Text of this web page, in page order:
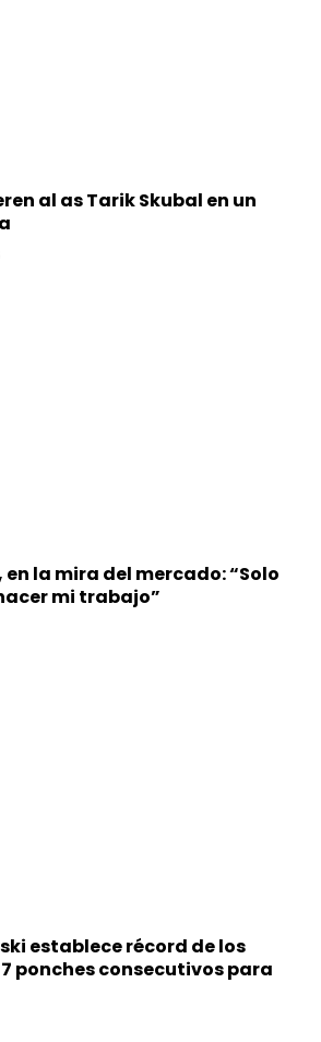
al as Tarik Skubal en un
la mira del mercado: “Solo
mi trabajo”
establece récord de los
ponches consecutivos para